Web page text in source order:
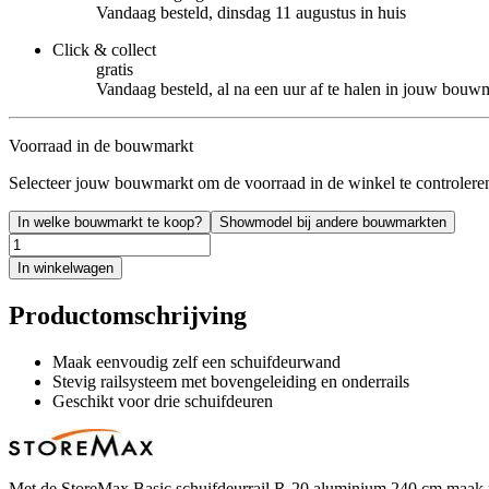
Vandaag besteld, dinsdag 11 augustus in huis
Click & collect
gratis
Vandaag besteld, al na een uur af te halen in jouw
Voorraad in de bouwmarkt
Selecteer jouw bouwmarkt om de voorraad in de winkel te
In welke bouwmarkt te koop? Showmodel bij andere bouwmarkten
In winkelwagen
Productomschrijving
Maak eenvoudig zelf een schuifdeurwand
Stevig railsysteem met bovengeleiding en onderrails
Geschikt voor drie schuifdeuren